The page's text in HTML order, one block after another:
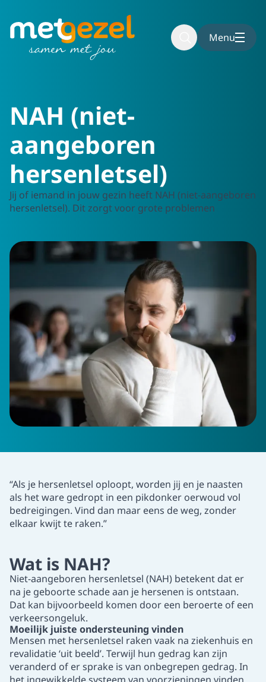
To main content
To footer
Menu
NAH (niet-
aangeboren
hersenletsel)
Jij of iemand in jouw gezin heeft NAH (niet-aangeboren
hersenletsel). Dit zorgt voor grote problemen
“Als je hersenletsel oploopt, worden jij en je naasten
als het ware gedropt in een pikdonker oerwoud vol
bedreigingen. Vind dan maar eens de weg, zonder
elkaar kwijt te raken.”
Wat is NAH?
Niet-aangeboren hersenletsel (NAH) betekent dat er
na je geboorte schade aan je hersenen is ontstaan.
Dat kan bijvoorbeeld komen door een beroerte of een
verkeersongeluk.
Moeilijk juiste ondersteuning vinden
Mensen met hersenletsel raken vaak na ziekenhuis en
revalidatie ‘uit beeld’. Terwijl hun gedrag kan zijn
veranderd of er sprake is van onbegrepen gedrag. In